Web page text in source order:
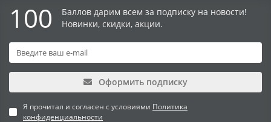
100
Баллов дарим всем за подписку на новости!
Новинки, скидки, акции.
Оформить подписку
Я прочитал и согласен с условиями Политика
конфиденциальности